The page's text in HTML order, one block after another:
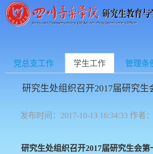
党总支工作 学生工作 管理条
研究生处组织召开2017届研究生
发布时间：2017-10-13 16:34:33 作者
研究生处组织召开2017届研究生会第